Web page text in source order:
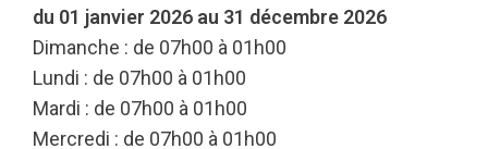
du 01 janvier 2026 au 31 décembre 2026
Dimanche : de 07h00 à 01h00
Lundi : de 07h00 à 01h00
Mardi : de 07h00 à 01h00
Mercredi : de 07h00 à 01h00